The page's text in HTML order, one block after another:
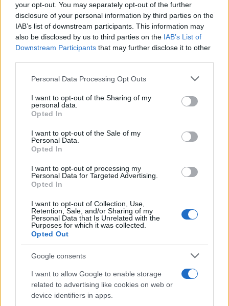
your opt-out. You may separately opt-out of the further
disclosure of your personal information by third parties on the
IAB’s list of downstream participants. This information may
also be disclosed by us to third parties on the IAB’s List of
Downstream Participants that may further disclose it to other
Please note that this website/app uses one or more Google
not limited to your visit or usage behaviour. You may click to
grant or deny consent to Google and its third-party tags to
use your data for below specified purposes in below Google
consent section.
Personal Data Processing Opt Outs
I want to opt-out of the Sharing of my
personal data.
Opted In
I want to opt-out of the Sale of my
Personal Data.
Opted In
I want to opt-out of processing my
Personal Data for Targeted Advertising.
Opted In
I want to opt-out of Collection, Use,
Retention, Sale, and/or Sharing of my
Personal Data that Is Unrelated with the
Purposes for which it was collected.
Opted Out
Google consents
I want to allow Google to enable storage
related to advertising like cookies on web or
device identifiers in apps.
50 /50
Όροι Χρήσης . Το site προστατεύεται από reCAPTCHA, ισχύουν
ΑΡΗΣ
ΟΛΥΜΠΙΑΚΟΣ
Share:
Ακολουθήστε το Νewsit.gr στοGoogle News
ενημερωθείτε πρώτοι για όλη την ειδησεογραφία και τα
τελευταία νέα της ημέρας
Πιο δημοφιλή